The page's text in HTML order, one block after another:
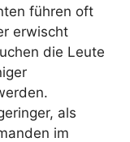
führen oft
erwischt
die Leute
als
im